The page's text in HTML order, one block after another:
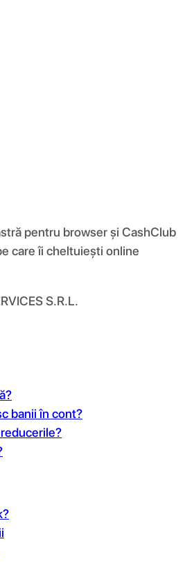
pentru browser și CashClub
care îi cheltuiești online
S.R.L.
banii în cont?